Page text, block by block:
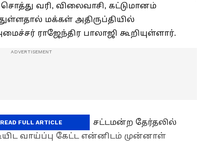
வரி, விலைவாசி, கட்டுமானம்
மக்கள் அதிருப்தியில்
ராஜேந்திர பாலாஜி கூறியுள்ளார்.
2021 சட்டமன்ற தேர்தலில்
வாய்ப்பு கேட்ட என்னிடம் முன்னாள்
READ FULL ARTICLE